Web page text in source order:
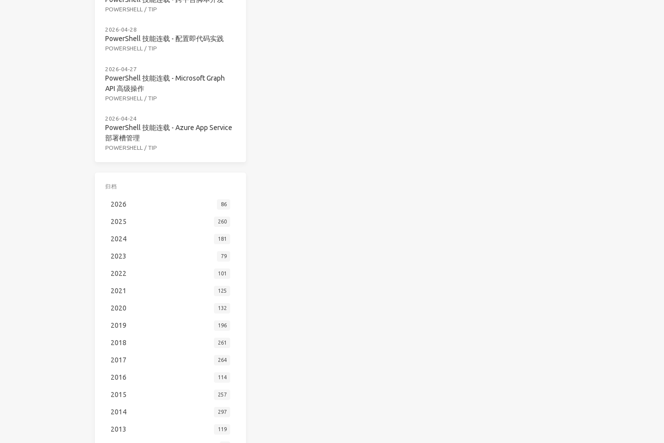
POWERSHELL / TIP
2026-04-28
PowerShell 技能连载 - 配置即代码实践
POWERSHELL / TIP
2026-04-27
PowerShell 技能连载 - Microsoft Graph
API 高级操作
POWERSHELL / TIP
2026-04-24
PowerShell 技能连载 - Azure App Service
部署槽管理
POWERSHELL / TIP
归档
2026 86
2025 260
2024 181
2023 79
2022 101
2021 125
2020 132
2019 196
2018 261
2017 264
2016 114
2015 257
2014 297
2013 119